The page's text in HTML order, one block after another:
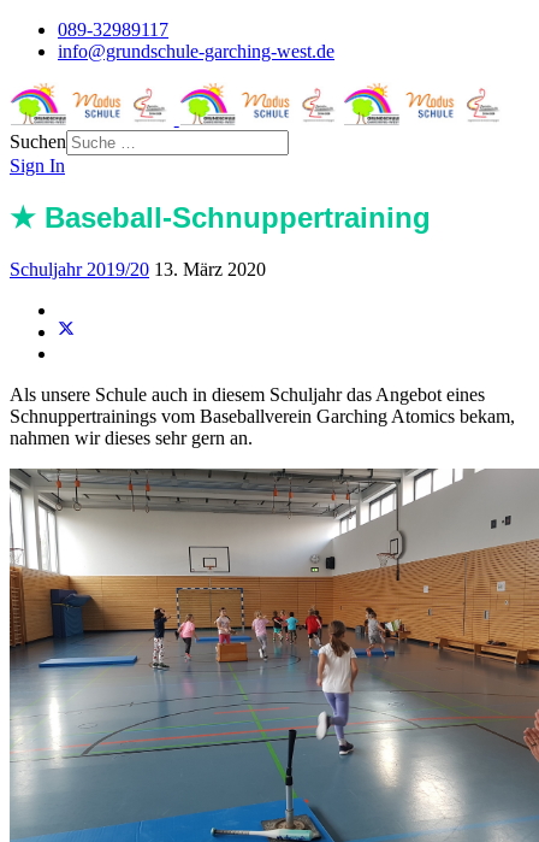
089-32989117
info@grundschule-garching-west.de
Suchen
Sign In
★ Baseball-Schnuppertraining
Schuljahr 2019/20 13. März 2020
Als unsere Schule auch in diesem Schuljahr das Angebot eines
Schnuppertrainings vom Baseballverein Garching Atomics bekam,
nahmen wir dieses sehr gern an.